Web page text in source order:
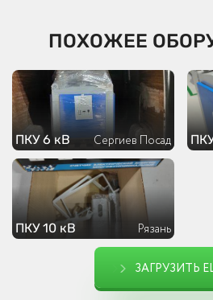
ПОХОЖЕЕ
ПКУ 6 кВ Сергиев Посад
ПКУ 10 кВ Рязань
ЗАГРУЗИТЬ